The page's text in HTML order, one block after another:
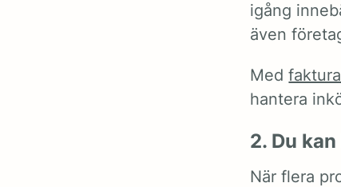
igång
även
Med
hantera
2. Du
När flera